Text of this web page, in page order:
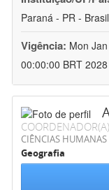
Paraná - PR - Brasil
Vigência: Mon
00:00:00 BRT 2028
COORDENADOR(A)
CIÊNCIAS HUMANAS
Geografia